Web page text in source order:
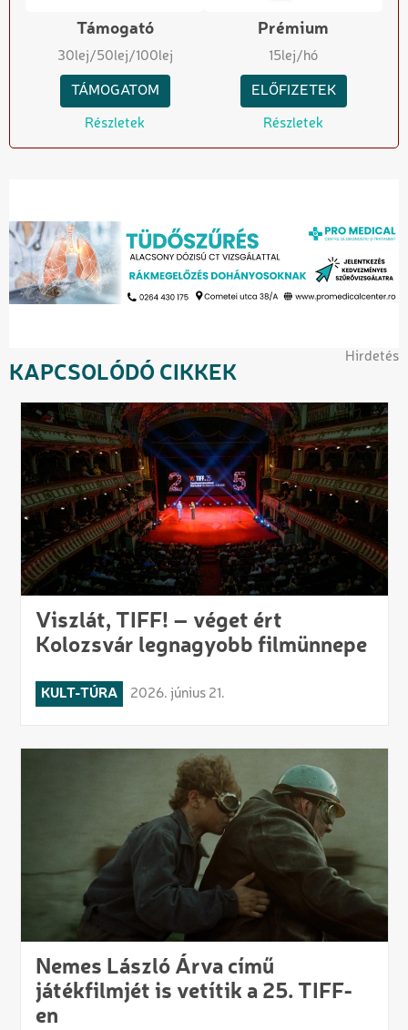
Támogató
30lej/50lej/100lej
TÁMOGATOM
Részletek
Prémium
15lej/hó
ELŐFIZETEK
Részletek
Hirdetés
KAPCSOLÓDÓ CIKKEK
Viszlát, TIFF! – véget ért
Kolozsvár legnagyobb filmünnepe
KULT-TÚRA 2026. június 21.
Nemes László Árva című
játékfilmjét is vetítik a 25. TIFF-
en